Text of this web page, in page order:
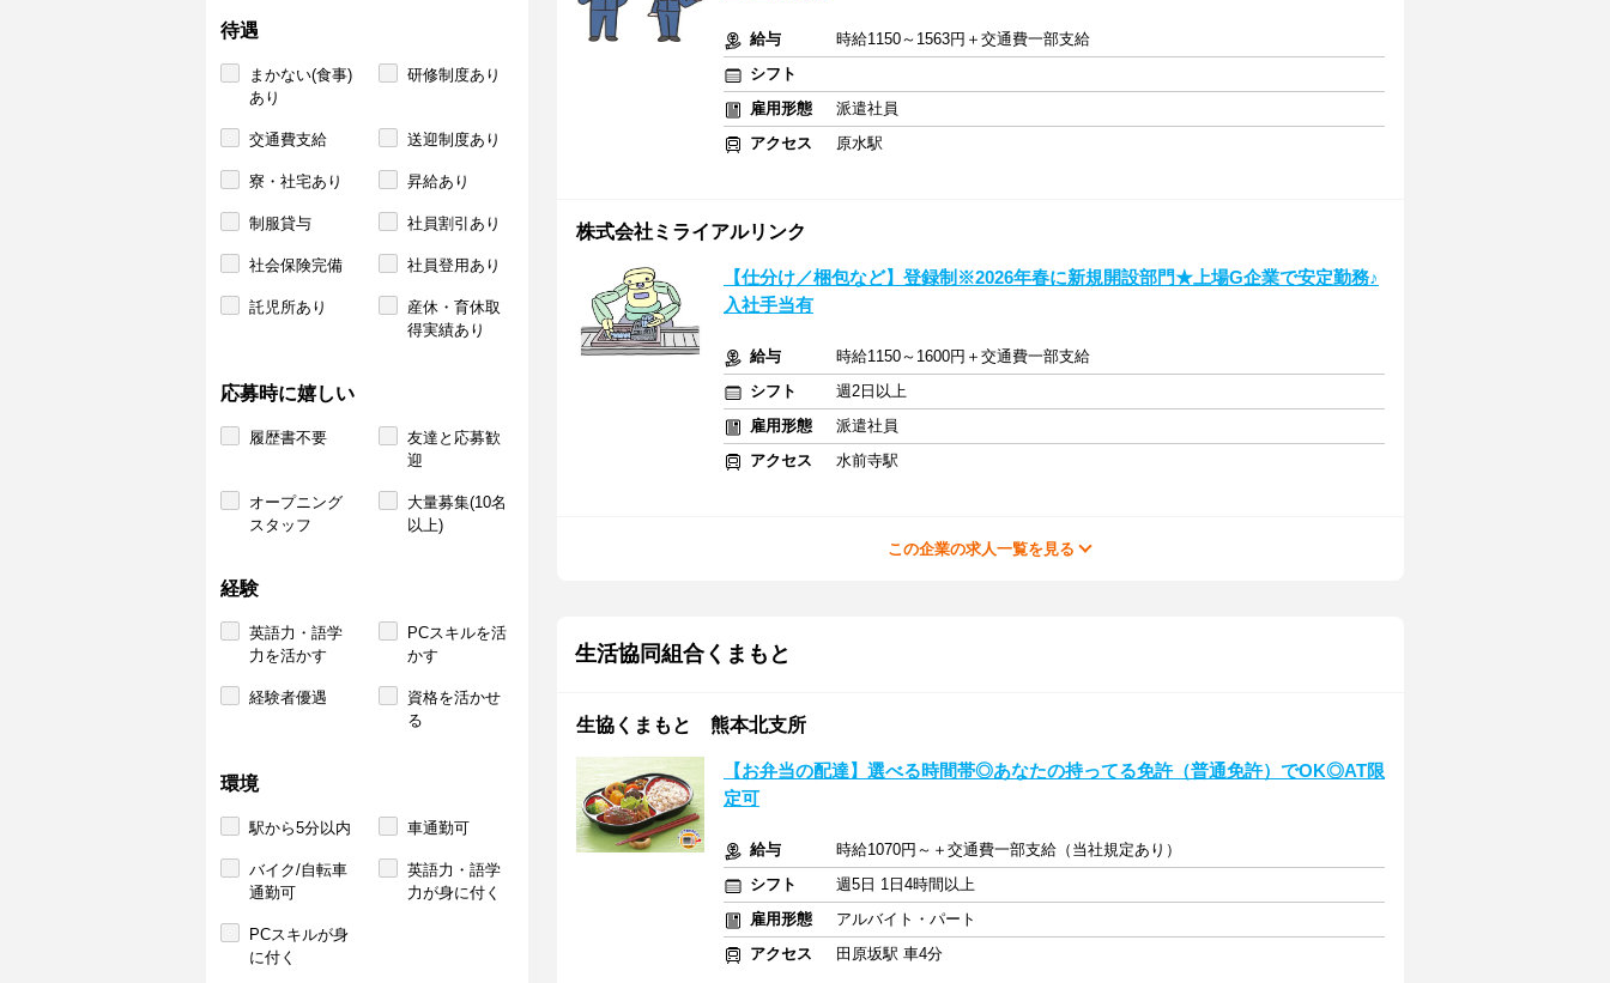
待遇
まかない(食事)
あり
研修制度あり
交通費支給 送迎制度あり
寮・社宅あり 昇給あり
制服貸与 社員割引あり
社会保険完備 社員登用あり
託児所あり
産休・育休取
得実績あり
応募時に嬉しい
履歴書不要
友達と応募歓
迎
オープニング
スタッフ
大量募集(10名
以上)
経験
英語力・語学
力を活かす
PCスキルを活
かす
経験者優遇
資格を活かせ
る
環境
駅から5分以内 車通勤可
バイク/自転車
通勤可
英語力・語学
力が身に付く
PCスキルが身
に付く
給与
時給1150～1563円＋交通費一部支給
シフト
雇用形態
派遣社員
アクセス
原水駅
株式会社ミライアルリンク
【仕分け／梱包など】登録制※2026年春に新規開設部門★上場G企業で安定勤務♪
入社手当有
給与
時給1150～1600円＋交通費一部支給
シフト
週2日以上
雇用形態
派遣社員
アクセス
水前寺駅
この企業の求人一覧を見る
生活協同組合くまもと
生協くまもと 熊本北支所
【お弁当の配達】選べる時間帯◎あなたの持ってる免許（普通免許）でOK◎AT限
定可
給与
時給1070円～＋交通費一部支給（当社規定あり）
シフト
週5日 1日4時間以上
雇用形態
アルバイト・パート
アクセス
田原坂駅 車4分